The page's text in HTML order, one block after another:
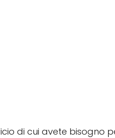
di cui avete bisogno